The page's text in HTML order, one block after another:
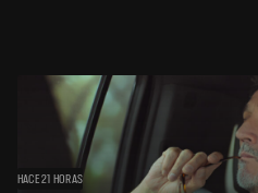
HACE 21 HORAS